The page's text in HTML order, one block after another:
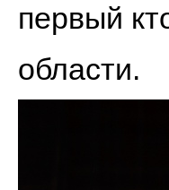
первый
области.